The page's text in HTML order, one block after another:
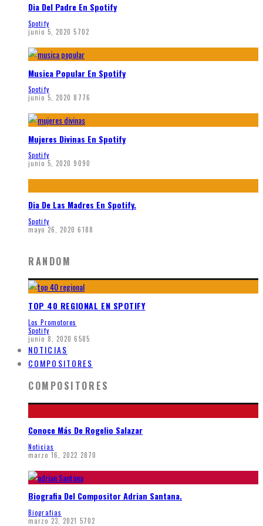
Dia Del Padre En Spotify
Spotify
junio 5, 2020 5702
Musica Popular En Spotify
Spotify
junio 5, 2020 8776
Mujeres Divinas En Spotify
Spotify
junio 5, 2020 9090
Dia De Las Madres En Spotify.
Spotify
mayo 26, 2020 6188
RANDOM
TOP 40 REGIONAL EN SPOTIFY
Los Promotores
Spotify
junio 8, 2020 6585
NOTICIAS
COMPOSITORES
COMPOSITORES
Conoce Más De Rogelio Salazar
Noticias
marzo 16, 2022 2870
Biografia Del Compositor Adrian Santana.
Biografias
marzo 23, 2021 5702